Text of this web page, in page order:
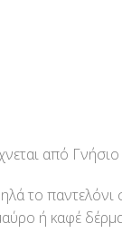
από
το
ή καφέ